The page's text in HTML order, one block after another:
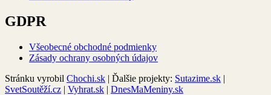
GDPR
Všeobecné obchodné podmienky
Zásady ochrany osobných údajov
Stránku vyrobil Chochi.sk | Ďalšie projekty: Sutazime.sk |
SvetSoutěží.cz | Vyhrat.sk | DnesMaMeniny.sk